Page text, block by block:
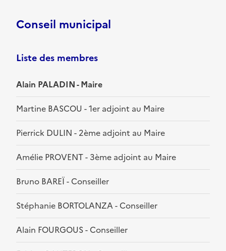
Conseil municipal
Liste des membres
Alain PALADIN - Maire
Martine BASCOU - 1er adjoint au Maire
Pierrick DULIN - 2ème adjoint au Maire
Amélie PROVENT - 3ème adjoint au Maire
Bruno BAREÏ - Conseiller
Stéphanie BORTOLANZA - Conseiller
Alain FOURGOUS - Conseiller